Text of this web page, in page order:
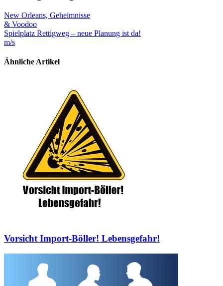
New Orleans, Geheimnisse
& Voodoo
Spielplatz Rettigweg – neue Planung ist da!
m/s
Ähnliche Artikel
Vorsicht Import-Böller! Lebensgefahr!